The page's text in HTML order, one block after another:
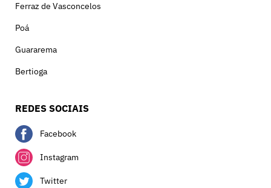
Ferraz de Vasconcelos
Poá
Guararema
Bertioga
REDES SOCIAIS
Facebook
Instagram
Twitter